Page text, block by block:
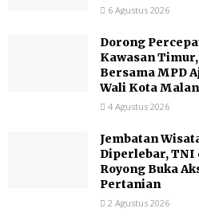
6 Agustus 2026
Dorong
Kawasan
Bersama MPD
Wali Kota
4 Agustus 2026
Jembatan
Diperlebar, TNI
Royong Buka
Pertanian
2 Agustus 2026